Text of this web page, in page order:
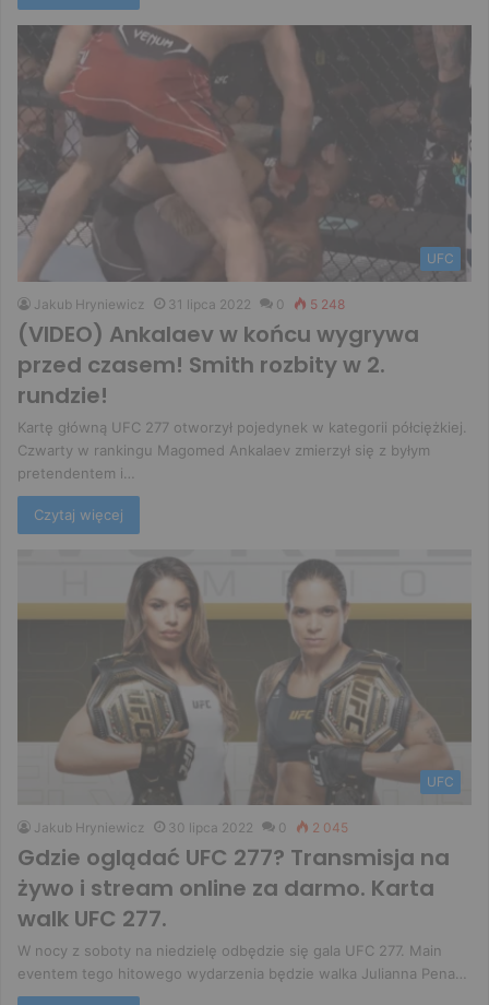
UFC
Jakub Hryniewicz 31 lipca 2022 0 5 248
(VIDEO) Ankalaev w końcu wygrywa
przed czasem! Smith rozbity w 2.
rundzie!
Kartę główną UFC 277 otworzył pojedynek w kategorii półciężkiej.
Czwarty w rankingu Magomed Ankalaev zmierzył się z byłym
pretendentem i…
Czytaj więcej
UFC
Jakub Hryniewicz 30 lipca 2022 0 2 045
Gdzie oglądać UFC 277? Transmisja na
żywo i stream online za darmo. Karta
walk UFC 277.
W nocy z soboty na niedzielę odbędzie się gala UFC 277. Main
eventem tego hitowego wydarzenia będzie walka Julianna Pena…